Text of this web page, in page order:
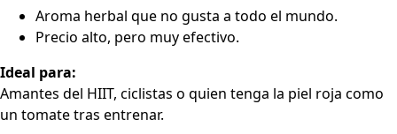
Aroma herbal que no gusta a todo el mundo.
Precio alto, pero muy efectivo.
Ideal para:
Amantes del HIIT, ciclistas o quien tenga la piel roja como
un tomate tras entrenar.